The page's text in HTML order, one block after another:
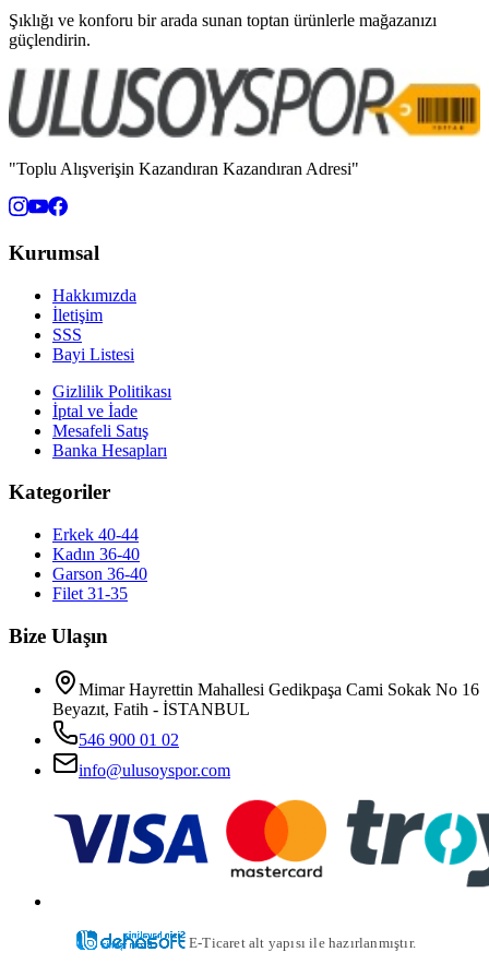
Şıklığı ve konforu bir arada sunan toptan ürünlerle mağazanızı
güçlendirin.
"Toplu Alışverişin Kazandıran Kazandıran Adresi"
Kurumsal
Hakkımızda
İletişim
SSS
Bayi Listesi
Gizlilik Politikası
İptal ve İade
Mesafeli Satış
Banka Hesapları
Kategoriler
Erkek 40-44
Kadın 36-40
Garson 36-40
Filet 31-35
Bize Ulaşın
Mimar Hayrettin Mahallesi Gedikpaşa Cami Sokak No 16
Beyazıt, Fatih - İSTANBUL
546 900 01 02
info@ulusoyspor.com
E-Ticaret alt yapısı ile hazırlanmıştır.